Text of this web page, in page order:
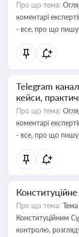
Про що тема:
коментарі
- все, про що
Telegram
кейси,
Про що тема:
коментарі
- все, про що
Про що тема:
Конституційним
контролю,